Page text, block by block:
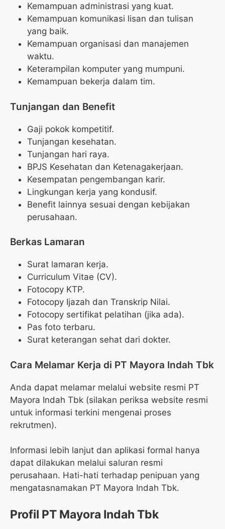
Kemampuan administrasi yang kuat.
Kemampuan komunikasi lisan dan tulisan
yang baik.
Kemampuan organisasi dan manajemen
waktu.
Keterampilan komputer yang mumpuni.
Kemampuan bekerja dalam tim.
Tunjangan dan Benefit
Gaji pokok kompetitif.
Tunjangan kesehatan.
Tunjangan hari raya.
BPJS Kesehatan dan Ketenagakerjaan.
Kesempatan pengembangan karir.
Lingkungan kerja yang kondusif.
Benefit lainnya sesuai dengan kebijakan
perusahaan.
Berkas Lamaran
Surat lamaran kerja.
Curriculum Vitae (CV).
Fotocopy KTP.
Fotocopy Ijazah dan Transkrip Nilai.
Fotocopy sertifikat pelatihan (jika ada).
Pas foto terbaru.
Surat keterangan sehat dari dokter.
Cara Melamar Kerja di PT Mayora Indah Tbk
Anda dapat melamar melalui website resmi PT
Mayora Indah Tbk (silakan periksa website resmi
untuk informasi terkini mengenai proses
rekrutmen).
Informasi lebih lanjut dan aplikasi formal hanya
dapat dilakukan melalui saluran resmi
perusahaan. Hati-hati terhadap penipuan yang
mengatasnamakan PT Mayora Indah Tbk.
Profil PT Mayora Indah Tbk